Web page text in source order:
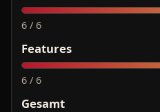
6 / 6
Features
6 / 6
Gesamt